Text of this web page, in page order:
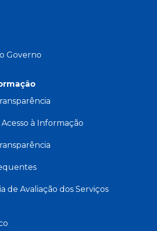
Governo
à Informação
de Avaliação dos Serviços